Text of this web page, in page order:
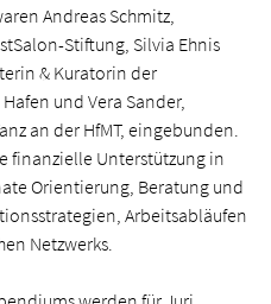
Andreas Schmitz,
Stiftung, Silvia Ehnis
& Kuratorin der
und Vera Sander,
an der HfMT, eingebunden.
finanzielle Unterstützung in
Orientierung, Beratung und
Arbeitsabläufen
Netzwerks.